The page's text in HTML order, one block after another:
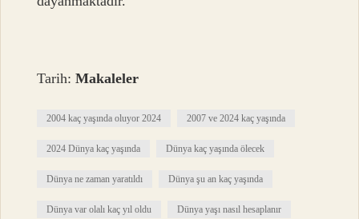
Tarih:Makaleler
2004 kaç yaşında oluyor 2024 2007 ve 2024 kaç yaşında
2024 Dünya kaç yaşında Dünya kaç yaşında ölecek
Dünya ne zaman yaratıldı Dünya şu an kaç yaşında
Dünya var olalı kaç yıl oldu Dünya yaşı nasıl hesaplanır